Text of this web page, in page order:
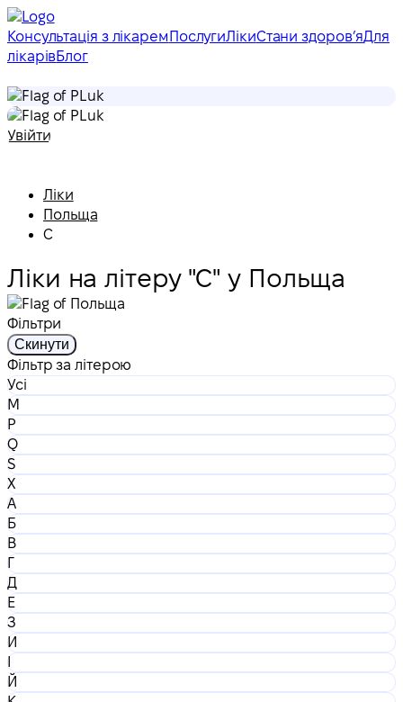
Консультація з лікарем ПослугиЛікиСтани здоровʼяДля
лікарівБлог
uk
uk
Увійти
Ліки
Польща
С
Ліки на літеру "С" у Польща
Фільтри
Скинути
Фільтр за літерою
Усі
M
P
Q
S
X
А
Б
В
Г
Д
Е
З
И
І
Й